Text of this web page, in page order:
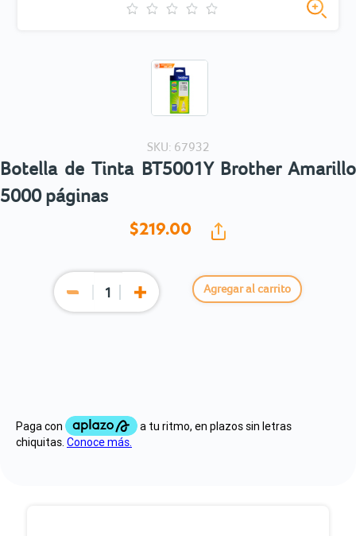
SKU: 67932
Botella de Tinta BT5001Y Brother Amarillo
5000 páginas
$219.00
Agregar al carrito